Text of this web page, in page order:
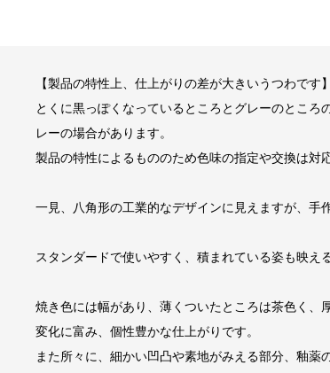
【製品の特性上、仕上がりの差が大きいうつわです】
とくに黒っぽくなっているところとグレーのとこ
レーの場合があります。
製品の特性によるもののため色味の指定や交換は対
一見、八角形の工業的なデザインに見えますが、手
スタンダードで使いやすく、積まれている姿も映え
焼き色には幅があり、薄くついたところは茶色く、
変化に富み、個性豊かな仕上がりです。
また所々に、細かい凹凸や素地がみえる部分、釉